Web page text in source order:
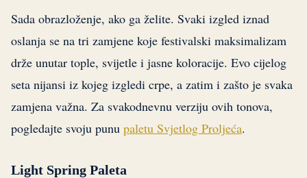
Sada obrazloženje, ako ga želite. Svaki izgled iznad
oslanja se na tri zamjene koje festivalski maksimalizam
drže unutar tople, svijetle i jasne koloracije. Evo cijelog
seta nijansi iz kojeg izgledi crpe, a zatim i zašto je svaka
zamjena važna. Za svakodnevnu verziju ovih tonova,
pogledajte svoju punu paletu Svjetlog Proljeća.
Light Spring Paleta